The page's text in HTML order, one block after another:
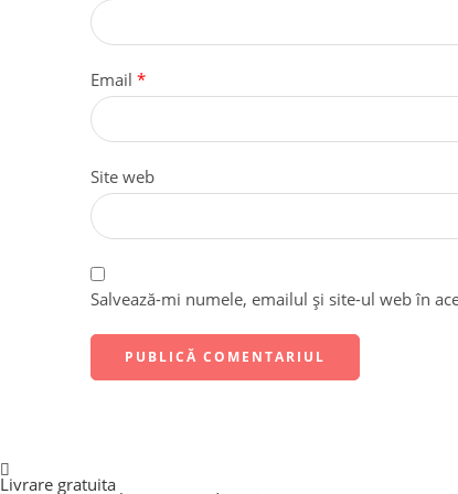
Email *
Site web
Salvează-mi numele, emailul și site-ul web în
Livrare gratuita